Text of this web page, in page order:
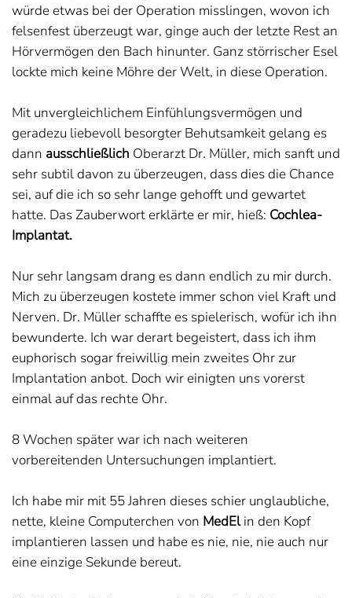
würde etwas bei der Operation misslingen, wovon ich
felsenfest überzeugt war, ginge auch der letzte Rest an
Hörvermögen den Bach hinunter. Ganz störrischer Esel
lockte mich keine Möhre der Welt, in diese Operation.
Mit unvergleichlichem Einfühlungsvermögen und
geradezu liebevoll besorgter Behutsamkeit gelang es
dann ausschließlich Oberarzt Dr. Müller, mich sanft und
sehr subtil davon zu überzeugen, dass dies die Chance
sei, auf die ich so sehr lange gehofft und gewartet
hatte. Das Zauberwort erklärte er mir, hieß: Cochlea-
Implantat.
Nur sehr langsam drang es dann endlich zu mir durch.
Mich zu überzeugen kostete immer schon viel Kraft und
Nerven. Dr. Müller schaffte es spielerisch, wofür ich ihn
bewunderte. Ich war derart begeistert, dass ich ihm
euphorisch sogar freiwillig mein zweites Ohr zur
Implantation anbot. Doch wir einigten uns vorerst
einmal auf das rechte Ohr.
8 Wochen später war ich nach weiteren
vorbereitenden Untersuchungen implantiert.
Ich habe mir mit 55 Jahren dieses schier unglaubliche,
nette, kleine Computerchen von MedElin den Kopf
implantieren lassen und habe es nie, nie, nie auch nur
eine einzige Sekunde bereut.